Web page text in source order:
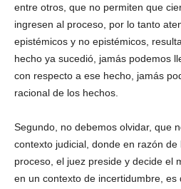
entre otros, que no permiten que
ingresen al proceso, por lo tanto
epistémicos y no epistémicos,
hecho ya sucedió, jamás podemos
con respecto a ese hecho, jamás
racional de los hechos.
Segundo, no debemos olvidar, que
contexto judicial, donde en razón
proceso, el juez preside y decide el
en un contexto de incertidumbre, es